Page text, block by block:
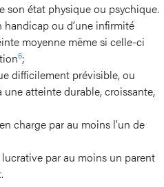
son état physique ou psychique.
handicap ou d’une infirmité
moyenne même si celle-ci
6;
difficilement prévisible, ou
atteinte durable, croissante,
charge par au moins l’un de
par au moins un parent